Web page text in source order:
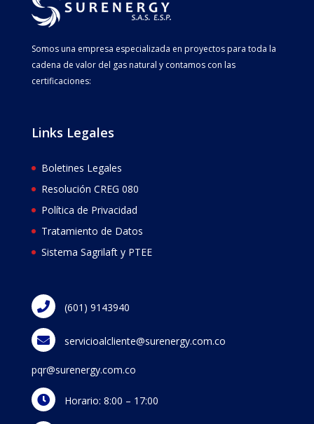
Somos una empresa especializada en proyectos para toda la
cadena de valor del gas natural y contamos con las
certificaciones:
Links Legales
Boletines Legales
Resolución CREG 080
Política de Privacidad
Tratamiento de Datos
Sistema Sagrilaft y PTEE
(601) 9143940
servicioalcliente@surenergy.com.co
pqr@surenergy.com.co
Horario: 8:00 – 17:00